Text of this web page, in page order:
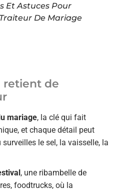
Et Astuces Pour
De Mariage
retient de
mariage, la clé qui fait
et chaque détail peut
le sel, la vaisselle, la
, une ribambelle de
foodtrucks, où la